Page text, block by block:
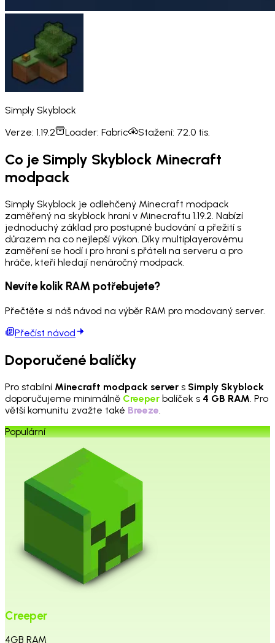
Simply Skyblock
Verze: 1.19.2 Loader: Fabric Stažení: 72.0 tis.
Co je Simply Skyblock Minecraft
modpack
Simply Skyblock je odlehčený Minecraft modpack
zaměřený na skyblock hraní v Minecraftu 1.19.2. Nabízí
jednoduchý základ pro postupné budování a přežití s
důrazem na co nejlepší výkon. Díky multiplayerovému
zaměření se hodí i pro hraní s přáteli na serveru a pro
hráče, kteří hledají nenáročný modpack.
Nevíte kolik RAM potřebujete?
Přečtěte si náš návod na výběr RAM pro modovaný server.
Přečíst návod
Doporučené balíčky
Pro stabilní Minecraft modpack server s Simply Skyblock
doporučujeme minimálně Creeper balíček s 4 GB RAM. Pro
větší komunitu zvažte také Breeze.
Populární
Creeper
4GB RAM